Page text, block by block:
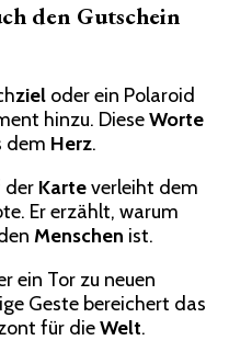
den Gutschein
ziel oder ein Polaroid
hinzu. DieseWorte
dem Herz.
der Karteverleiht dem
Er erzählt, warum
Menschen ist.
ein Tor zu neuen
Geste bereichert das
für dieWelt.